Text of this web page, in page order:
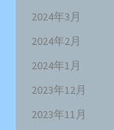
2024年3月
2024年2月
2024年1月
2023年12月
2023年11月